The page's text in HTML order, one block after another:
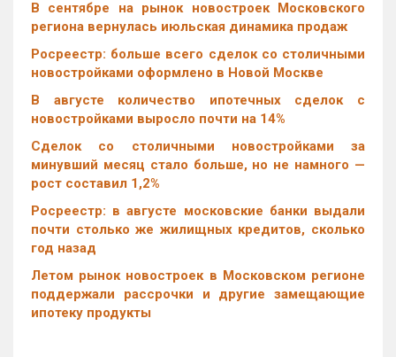
В сентябре на рынок новостроек Московского
региона вернулась июльская динамика продаж
Росреестр: больше всего сделок со столичными
новостройками оформлено в Новой Москве
В августе количество ипотечных сделок с
новостройками выросло почти на 14%
Cделок со столичными новостройками за
минувший месяц стало больше, но не намного —
рост составил 1,2%
Росреестр: в августе московские банки выдали
почти столько же жилищных кредитов, сколько
год назад
Летом рынок новостроек в Московском регионе
поддержали рассрочки и другие замещающие
ипотеку продукты